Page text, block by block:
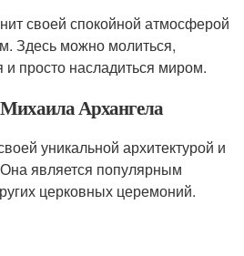
своей спокойной атмосферой
Здесь можно молиться,
и просто насладиться миром.
Архангела
уникальной архитектурой и
является популярным
церковных церемоний.